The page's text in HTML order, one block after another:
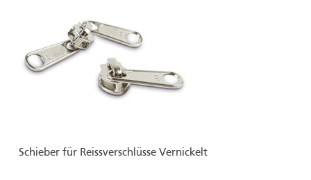
Schieber für Reissverschlüsse Vernickelt